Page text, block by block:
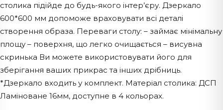
столика підійде до будь-якого інтер’єру. Дзеркало
600*600 мм допоможе враховувати всі деталі
створення образа. Переваги столу: – займає мінімальну
площу – поверхня, що легко очищається – висувна
скринька Ви можете використовувати його для
зберігання ваших прикрас та інших дрібниць.
*Дзеркало входить у комплект. Матеріал столика: ДСП
Ламіноване 16мм, доступне в 4 кольорах.